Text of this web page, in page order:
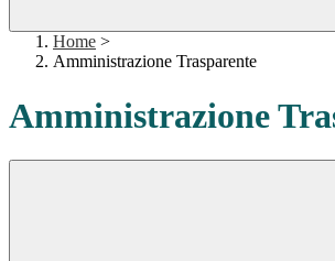
Home >
Amministrazione Trasparente
Amministrazione